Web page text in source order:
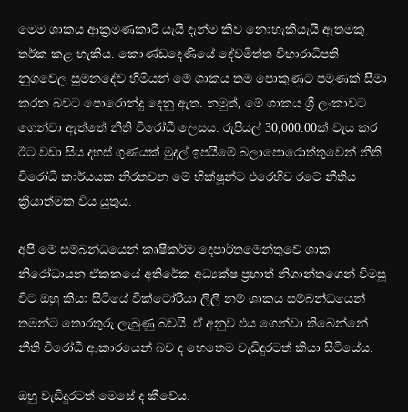
මෙම ශාකය ආක්‍රමණකාරී යැයි දැන්ම කිව නොහැකියැයි ඇතමකු
තර්ක කළ හැකිය. කොණ්ඩදෙණියේ දේවමිත්ත විහාරාධිපති
නුගවෙල සුමනදේව හිමියන් මේ ශාකය තම පොකුණට පමණක් සීමා
කරන බවට පොරොන්දු දෙනු ඇත. නමුත්, මේ ශාකය ශ්‍රී ලංකාවට
ගෙන්වා ඇත්තේ නීති විරෝධී ලෙසය. රුපියල් 30,000.00ක් වැය කර
ඊට වඩා සිය දහස් ගුණයක් මුදල් ඉපයීමේ බලාපොරොත්තුවෙන් නීති
විරෝධී කාර්යයක නිරතවන මේ භික්ෂූන්ට එරෙහිව රටේ නීතිය
ක්‍රියාත්මක විය යුතුය.
අපි මේ සම්බන්ධයෙන් කෘෂිකර්ම දෙපාර්තමේන්තුවේ ශාක
නිරෝධායන ඒකකයේ අතිරේක අධ්‍යක්ෂ ප්‍රභාත් නිශාන්තගෙන් විමසූ
විට ඔහු කියා සිටියේ වික්ටෝරියා ලිලී නම් ශාකය සම්බන්ධයෙන්
තමන්ට තොරතුරු ලැබුණු බවයි. ඒ අනුව එය ගෙන්වා තිබෙන්නේ
නීති විරෝධී ආකාරයෙන් බව ද හෙතෙම වැඩිදුරටත් කියා සිටියේය.
ඔහු වැඩිදුරටත් මෙසේ ද කීවේය.